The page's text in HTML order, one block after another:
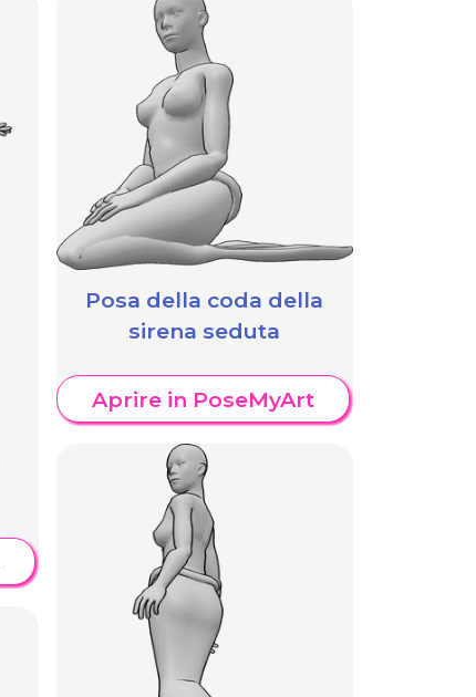
Posa della coda della
sirena seduta
Aprire in PoseMyArt